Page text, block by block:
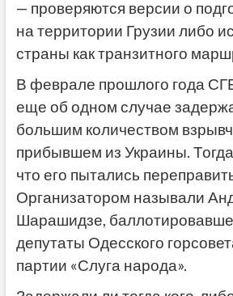
— проверяются версии о
на территории Грузии либо
страны как транзитного
В феврале прошлого года
еще об одном случае
большим количеством
прибывшем из Украины.
что его пытались
Организатором называли
Шарашидзе,
депутаты Одесского
партии «Слуга народа».